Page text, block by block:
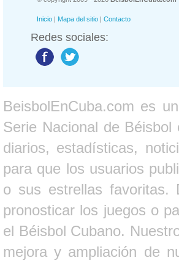
Inicio | Mapa del sitio | Contacto
Redes sociales:
BeisbolEnCuba.com es
Serie Nacional de
diarios, estadísticas,
para que los usuarios
o sus estrellas favoritas.
pronosticar los juegos o
el Béisbol Cubano.
mejora y ampliación de